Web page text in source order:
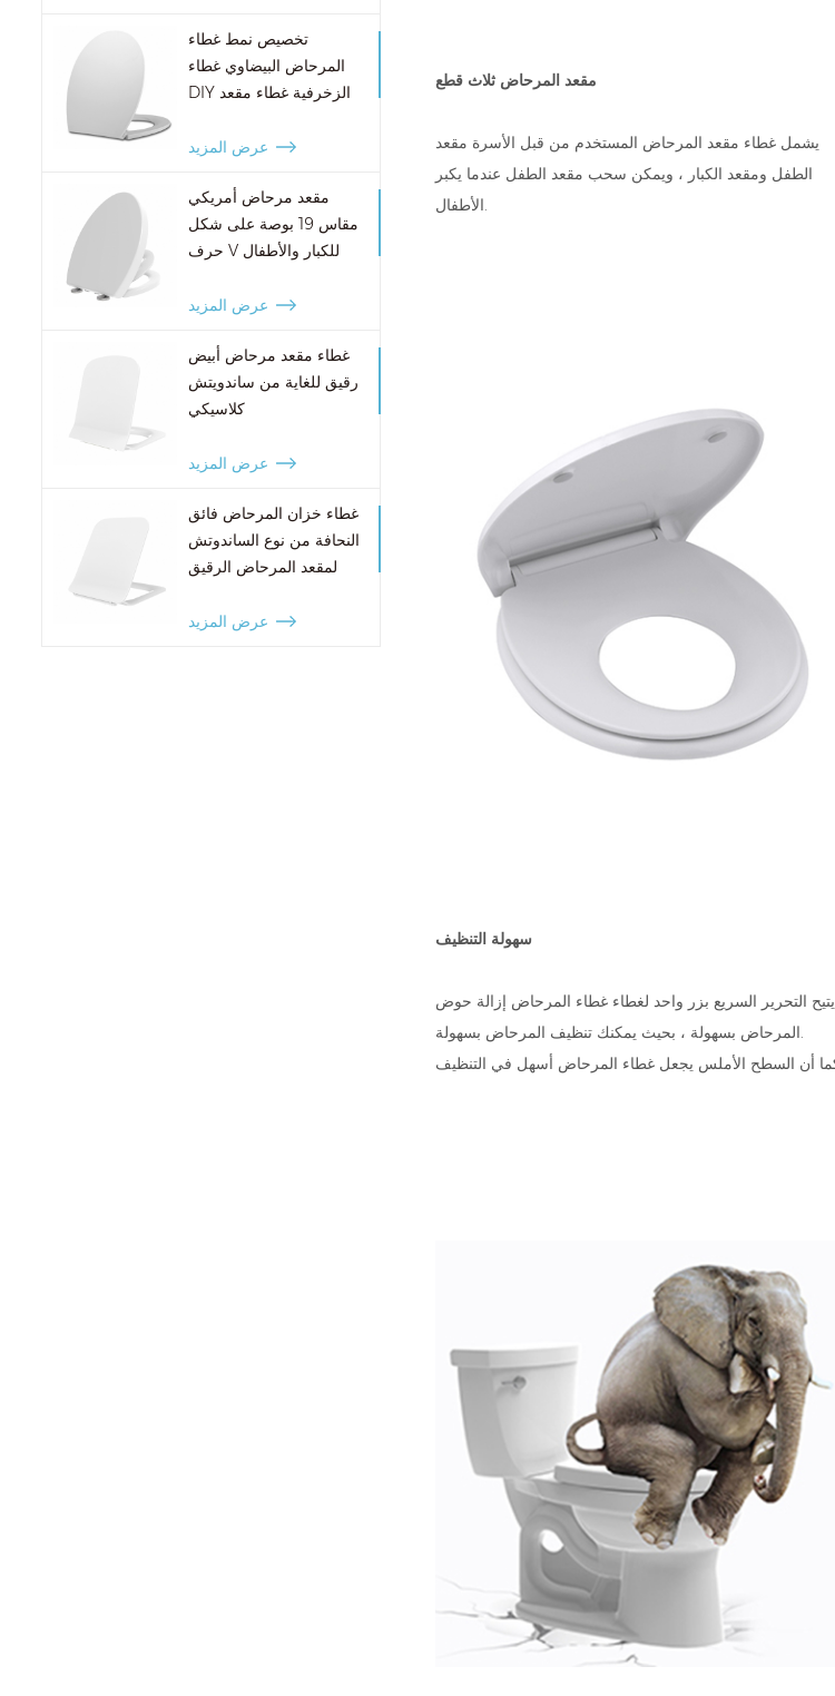
تخصيص نمط غطاء
المرحاض البيضاوي غطاء
DIY الزخرفية غطاء مقعد
عرض المزيد
مقعد مرحاض أمريكي
مقاس 19 بوصة على شكل
حرف V للكبار والأطفال
عرض المزيد
غطاء مقعد مرحاض أبيض
رقيق للغاية من ساندويتش
كلاسيكي
عرض المزيد
غطاء خزان المرحاض فائق
النحافة من نوع الساندوتش
لمقعد المرحاض الرقيق
عرض المزيد
مقعد المرحاض ثلاث قطع
يشمل غطاء مقعد المرحاض المستخدم من قبل الأسرة مقعد
الطفل ومقعد الكبار ، ويمكن سحب مقعد الطفل عندما يكبر
الأطفال.
سهولة التنظيف
يتيح التحرير السريع بزر واحد لغطاء غطاء المرحاض إزالة حوض
المرحاض بسهولة ، بحيث يمكنك تنظيف المرحاض بسهولة.